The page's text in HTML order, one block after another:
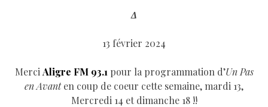
Δ
13 février 2024
Merci Aligre FM 93.1 pour la programmation d’Un Pas
en Avanten coup de coeur cette semaine, mardi 13,
Mercredi 14 et dimanche 18 !!